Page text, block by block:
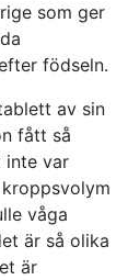
som ger
födseln.
av sin
fått så
inte var
våga
är så olika
är